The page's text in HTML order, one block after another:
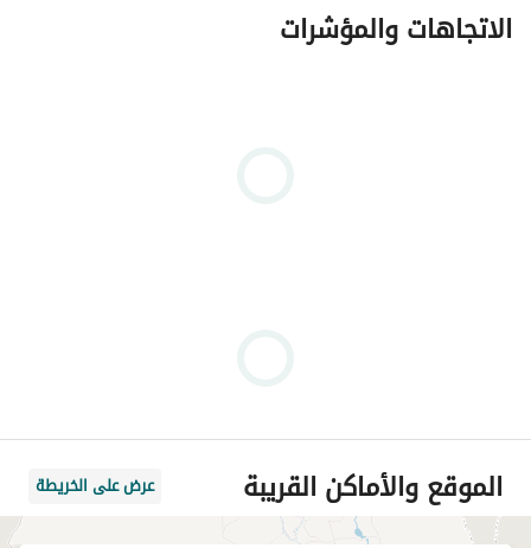
الاتجاهات والمؤشرات
الموقع والأماكن القريبة عرض على الخريطة